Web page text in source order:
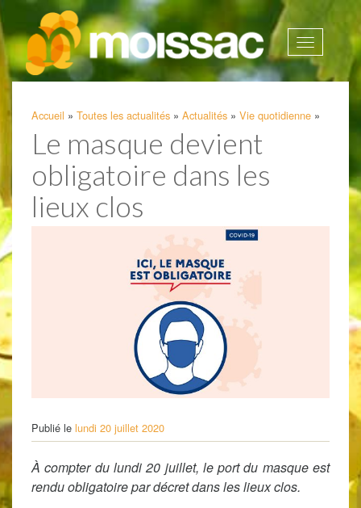
Afficher
la
Accueil » Toutes les actualités » Actualités » Vie quotidienne »
Le masque devient
obligatoire dans les
lieux clos
Publié le lundi 20 juillet 2020
À compter du lundi 20 juillet, le port du masque est
rendu obligatoire par décret dans les lieux clos.